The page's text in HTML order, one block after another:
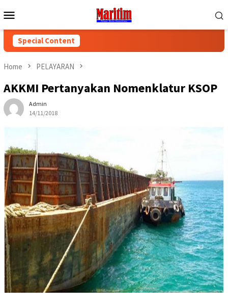
to
Menu
Special Content
Home PELAYARAN
AKKMI Pertanyakan Nomenklatur KSOP
Admin
14/11/2018